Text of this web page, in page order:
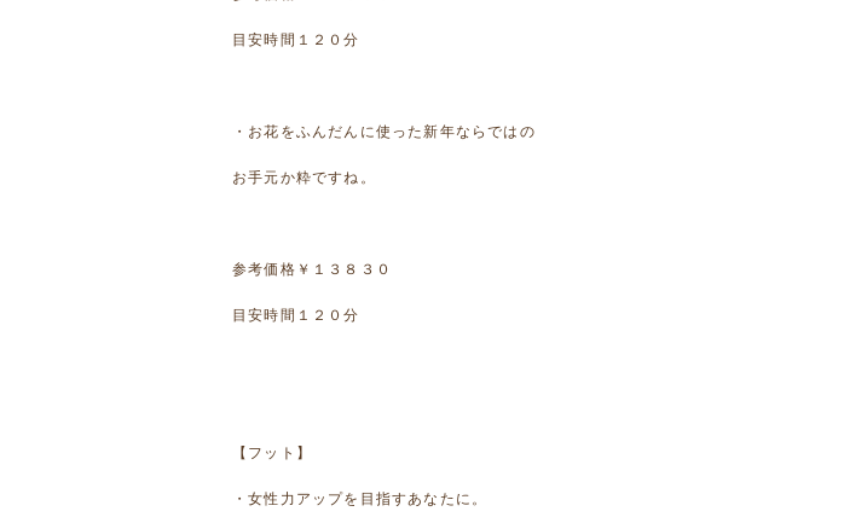
目安時間１２０分
・お花をふんだんに使った新年ならではの
お手元か粋ですね。
参考価格￥１３８３０
目安時間１２０分
【フット】
・女性力アップを目指すあなたに。